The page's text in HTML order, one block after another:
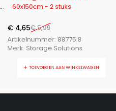
60x150cm - 2 stuks
€5,99
€ 4,65
Artikelnummer: 88775.8
Merk: Storage Solutions
TOEVOEGEN AAN WINKELWAGEN